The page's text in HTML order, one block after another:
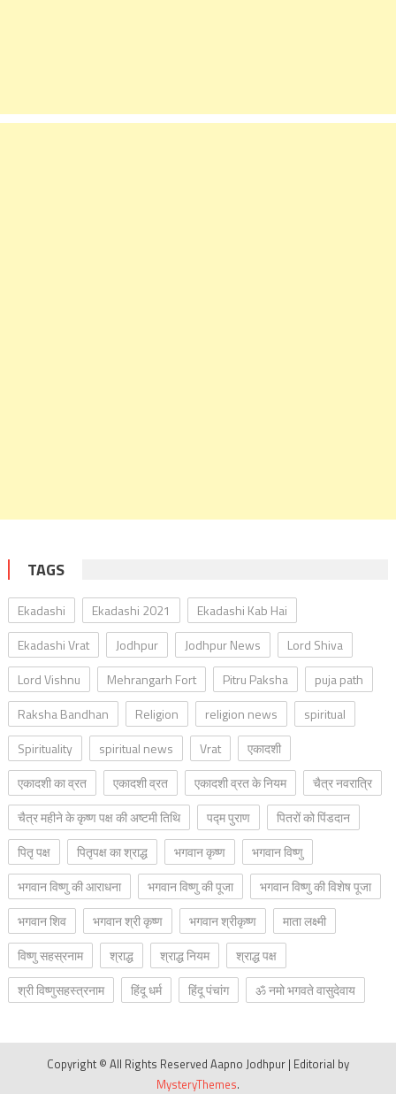
TAGS
Ekadashi Ekadashi 2021
Ekadashi Kab Hai
Ekadashi Vrat
Jodhpur Jodhpur News
Lord Shiva
Lord Vishnu
Mehrangarh Fort Pitru Paksha
puja path
Raksha Bandhan
Religion religion news
spiritual
Spirituality
spiritual news Vrat
एकादशी
एकादशी का व्रत
एकादशी व्रत एकादशी व्रत के नियम
चैत्र नवरात्रि
चैत्र महीने के कृष्ण पक्ष की अष्टमी तिथि
पद्म पुराण
पितरों को पिंडदान
पितृ पक्ष
पितृपक्ष का श्राद्ध भगवान कृष्ण
भगवान विष्णु
भगवान विष्णु की आराधना
भगवान विष्णु की पूजा
भगवान विष्णु की विशेष पूजा
भगवान शिव
भगवान श्री कृष्ण भगवान श्रीकृष्ण
माता लक्ष्मी
विष्णु सहस्रनाम
श्राद्ध श्राद्ध नियम
श्राद्ध पक्ष
श्री विष्णुसहस्त्रनाम
हिंदू धर्म हिंदू पंचांग ॐ नमो भगवते वासुदेवाय
Copyright © All Rights Reserved Aapno Jodhpur | Editorial by
MysteryThemes.